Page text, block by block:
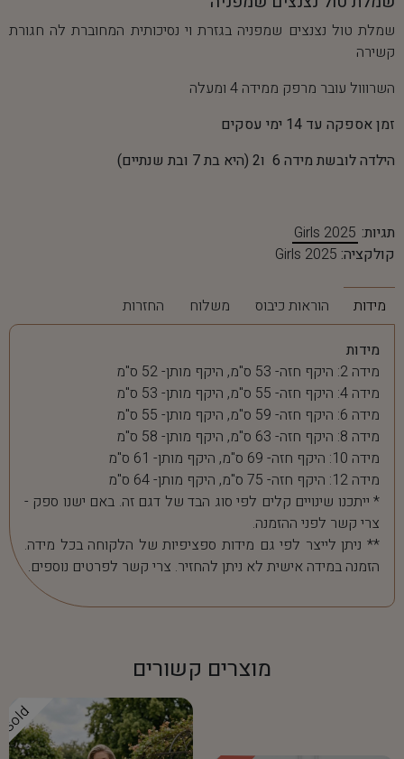
שמלת טול נצנצים שמפניה בגזרת וי נסיכותית המחוברת לה חגורת
קשירה
השרווול עובר מרפק ממידה 4 ומעלה
זמן אספקה עד 14 ימי עסקים
הילדה לובשת מידה 6 ו2 (היא בת 7 ובת שנתיים)
תגיות: Girls 2025
קולקציה: Girls 2025
מידות הוראות כיבוס משלוח החזרות
מידות
מידה 2: היקף חזה- 53 ס"מ, היקף מותן- 52 ס"מ
מידה 4: היקף חזה- 55 ס"מ, היקף מותן- 53 ס"מ
מידה 6: היקף חזה- 59 ס"מ, היקף מותן- 55 ס"מ
מידה 8: היקף חזה- 63 ס"מ, היקף מותן- 58 ס"מ
מידה 10: היקף חזה- 69 ס"מ, היקף מותן- 61 ס"מ
מידה 12: היקף חזה- 75 ס"מ, היקף מותן- 64 ס"מ
* ייתכנו שינויים קלים לפי סוג הבד של דגם זה. באם ישנו ספק -
צרי קשר לפני ההזמנה.
** ניתן לייצר לפי גם מידות ספציפיות של הלקוחה בכל מידה.
הזמנה במידה אישית לא ניתן להחזיר. צרי קשר לפרטים נוספים.
מוצרים קשורים
Sold